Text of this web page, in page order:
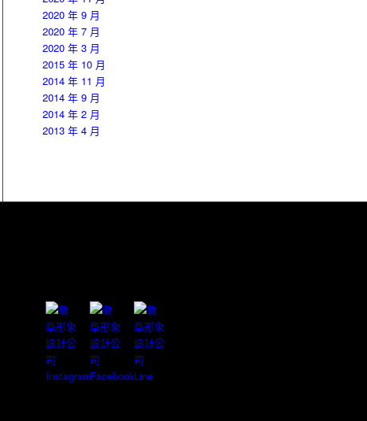
2020 年 9 月
2020 年 7 月
2020 年 3 月
2015 年 10 月
2014 年 11 月
2014 年 9 月
2014 年 2 月
2013 年 4 月